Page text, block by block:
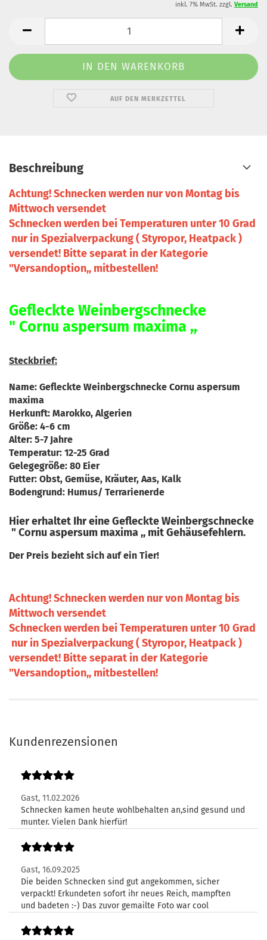
inkl. 7% MwSt. zzgl. Versand
AUF DEN MERKZETTEL
Beschreibung
Achtung! Schnecken werden nur von Montag bis
Mittwoch versendet
Schnecken werden bei Temperaturen unter 10 Grad
nurin Spezialverpackung ( Styropor, Heatpack )
versendet! Bitte separat in der Kategorie
"Versandoption,, mitbestellen!
Gefleckte Weinbergschnecke
" Cornu aspersum maxima ,,
Steckbrief:
Name: Gefleckte Weinbergschnecke Cornu aspersum
maxima
Herkunft: Marokko, Algerien
Größe: 4-6 cm
Alter: 5-7 Jahre
Temperatur: 12-25 Grad
Gelegegröße: 80 Eier
Futter: Obst, Gemüse, Kräuter, Aas, Kalk
Bodengrund: Humus/ Terrarienerde
Hier erhaltet Ihr eine Gefleckte Weinbergschnecke
" Cornu aspersum maxima ,, mit Gehäusefehlern.
Der Preis bezieht sich auf ein Tier!
Achtung! Schnecken werden nur von Montag bis
Mittwoch versendet
Schnecken werden bei Temperaturen unter 10 Grad
nurin Spezialverpackung ( Styropor, Heatpack )
versendet! Bitte separat in der Kategorie
"Versandoption,, mitbestellen!
Kundenrezensionen
Gast, 11.02.2026
Schnecken kamen heute wohlbehalten an,sind gesund und
munter. Vielen Dank hierfür!
Gast, 16.09.2025
Die beiden Schnecken sind gut angekommen, sicher
verpackt! Erkundeten sofort ihr neues Reich, mampften
und badeten :-) Das zuvor gemailte Foto war cool